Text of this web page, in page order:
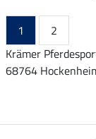
1
2
Krämer
68764